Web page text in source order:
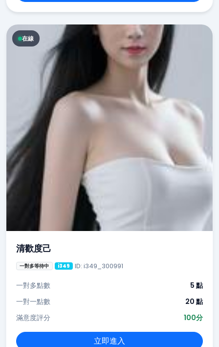
在線
清歡度己
一對多等待中 i349 ID: i349_300991
一對多點數
5 點
一對一點數
20 點
滿意度評分
100分
立即進入